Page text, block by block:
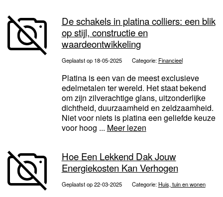
De schakels in platina colliers: een blik
op stijl, constructie en
waardeontwikkeling
Geplaatst op 18-05-2025 Categorie: Financieel
Platina is een van de meest exclusieve
edelmetalen ter wereld. Het staat bekend
om zijn zilverachtige glans, uitzonderlijke
dichtheid, duurzaamheid en zeldzaamheid.
Niet voor niets is platina een geliefde keuze
voor hoog ... Meer lezen
Hoe Een Lekkend Dak Jouw
Energiekosten Kan Verhogen
Geplaatst op 22-03-2025 Categorie: Huis, tuin en wonen